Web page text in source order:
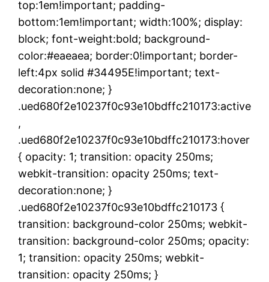
top:1em!important; padding-
bottom:1em!important; width:100%; display:
block; font-weight:bold; background-
color:#eaeaea; border:0!important; border-
left:4px solid #34495E!important; text-
decoration:none; }
.ued680f2e10237f0c93e10bdffc210173:active
,
.ued680f2e10237f0c93e10bdffc210173:hover
{ opacity: 1; transition: opacity 250ms;
webkit-transition: opacity 250ms; text-
decoration:none; }
.ued680f2e10237f0c93e10bdffc210173 {
transition: background-color 250ms; webkit-
transition: background-color 250ms; opacity:
1; transition: opacity 250ms; webkit-
transition: opacity 250ms; }